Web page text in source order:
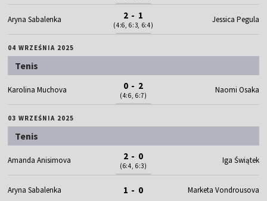
Aryna Sabalenka 2 - 1
(4:6, 6:3, 6:4)
Jessica Pegula
04 WRZEŚNIA 2025
Tenis
Karolina Muchova 0 - 2
(4:6, 6:7)
Naomi Osaka
03 WRZEŚNIA 2025
Tenis
Amanda Anisimova 2 - 0
(6:4, 6:3)
Iga Świątek
Aryna Sabalenka 1 - 0 Marketa Vondrousova